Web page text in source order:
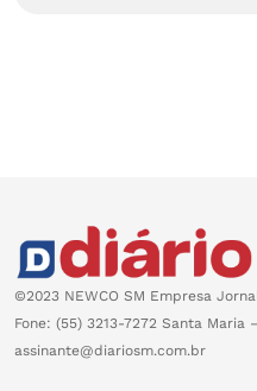
©2023 NEWCO SM Empresa
Fone: (55) 3213-7272 Santa Maria
assinante@diariosm.com.br